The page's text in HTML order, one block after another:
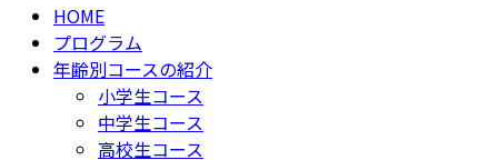
HOME
プログラム
年齢別コースの紹介
小学生コース
中学生コース
高校生コース